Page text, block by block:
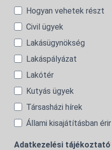
Hogyan vehetek részt
Civil ügyek
Lakásügynökség
Lakáspályázat
Lakótér
Kutyás ügyek
Társasházi hírek
Állami kisajátításban
Adatkezelési tájékoztató